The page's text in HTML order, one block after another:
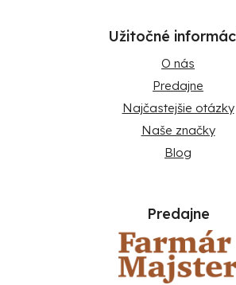
Užitočné
O nás
Predajne
Najčastejšie otázky
Naše značky
Blog
Predajne